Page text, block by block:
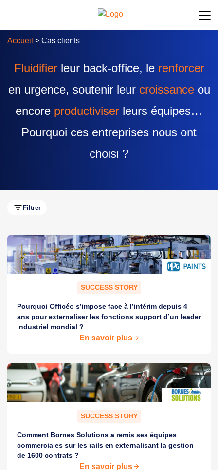
Accueil > Cas clients
Fluidifier leur back-office, lerenforcer
en urgence, soutenir leur croissance ou
encore productiviser leurs équipes…
Pourquoi ces entreprises nous ont
choisi ?
Filtrer
SUCCESS STORY
Pourquoi Officéo s’impose face à l’intérim depuis 4
ans pour externaliser les fonctions support d’un leader
industriel mondial ?
En savoir plus
SUCCESS STORY
Comment Bornes Solutions a remis ses équipes
commerciales sur les rails en externalisant la gestion
de 1600 contrats ?
En savoir plus